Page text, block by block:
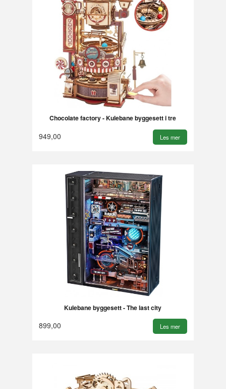
Chocolate factory - Kulebane byggesett i tre
949,00 Les mer
Kulebane byggesett - The last city
899,00 Les mer